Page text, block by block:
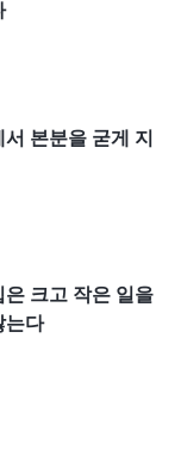
만한 성품 때문
억압했고, 형제
만한 성품을 해
또한 새 신자를
새 신자들에게
정리할 때 그렇
드리지 못하는
뿐, 그 후에도
력하지 않았습
거로 저를 교체
본분을 굳게 지
은 크고 작은 일을
는다